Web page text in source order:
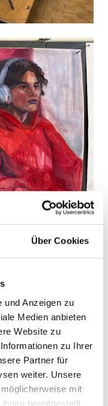
Über Cookies
und Anzeigen zu
Medien anbieten
Website zu
zu Ihrer
Partner für
weiter. Unsere
mit
bereitgestellt